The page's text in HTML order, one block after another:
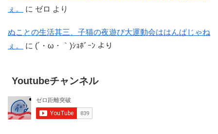
ぇ。
に ゼロ より
ぬことの生活其三、子猫の夜遊び大運動会ははんぱじゃね
ぇ。
に (´・ω・｀)ｼｮﾎﾞｰﾝ より
Youtubeチャンネル